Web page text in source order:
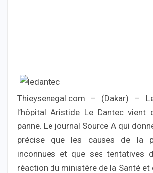
Thieysenegal.com – (Dakar) –
l’hôpital Aristide Le Dantec vient
panne. Le journal Source A qui
précise que les causes de la
inconnues et que ses tentatives
réaction du ministère de la Santé et